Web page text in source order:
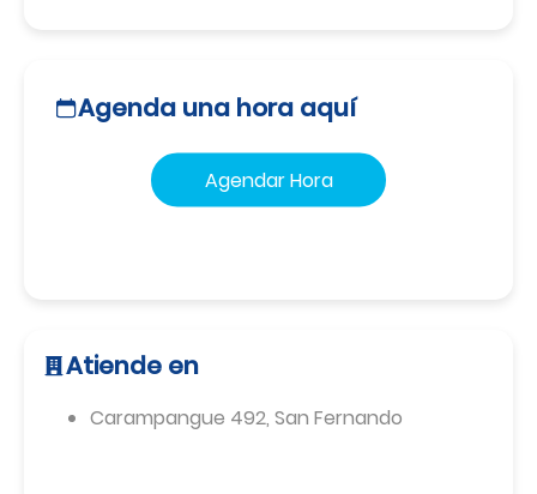
Agenda una hora aquí
Agendar Hora
Atiende en
Carampangue 492, San Fernando